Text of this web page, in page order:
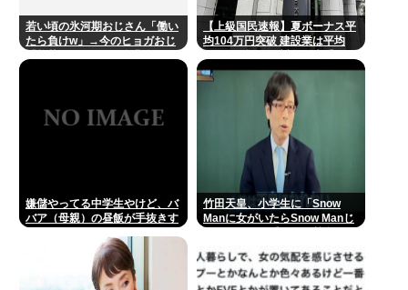
若い頃の氷河期おじさん「働い
たら負けw」→今のヒョガおじ
【上級国民速報】夏ボーナス平
均104万円突破 建設業は平均
社93万人、全就業者の1%強
嫌儲やってる中学生やけど、バ
バア（母親）の昼飯が手抜きす
竹田天皇、小学生に「Snow
Manに女がいたらSnow Manじ